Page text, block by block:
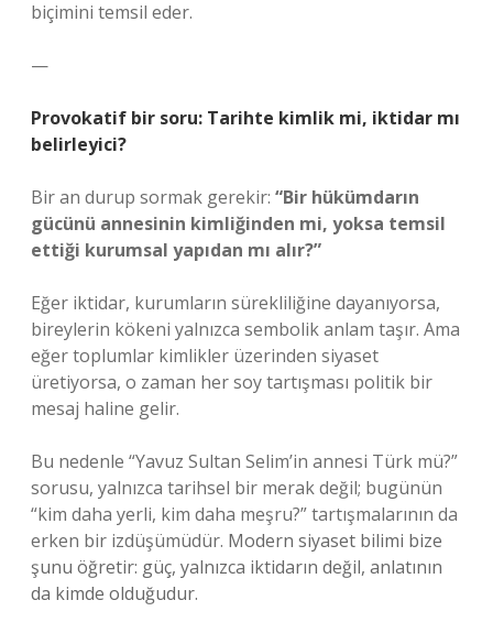
biçimini temsil eder.
—
Provokatif bir soru: Tarihte kimlik mi, iktidar mı
belirleyici?
Bir an durup sormak gerekir: “Bir hükümdarın
gücünü annesinin kimliğinden mi, yoksa temsil
ettiği kurumsal yapıdan mı alır?”
Eğer iktidar, kurumların sürekliliğine dayanıyorsa,
bireylerin kökeni yalnızca sembolik anlam taşır. Ama
eğer toplumlar kimlikler üzerinden siyaset
üretiyorsa, o zaman her soy tartışması politik bir
mesaj haline gelir.
Bu nedenle “Yavuz Sultan Selim’in annesi Türk mü?”
sorusu, yalnızca tarihsel bir merak değil; bugünün
“kim daha yerli, kim daha meşru?” tartışmalarının da
erken bir izdüşümüdür. Modern siyaset bilimi bize
şunu öğretir: güç, yalnızca iktidarın değil, anlatının
da kimde olduğudur.